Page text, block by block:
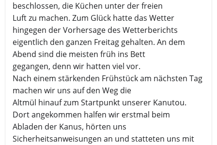
beschlossen, die Küchen unter der freien
Luft zu machen. Zum Glück hatte das Wetter
hingegen der Vorhersage des Wetterberichts
eigentlich den ganzen Freitag gehalten. An dem
Abend sind die meisten früh ins Bett
gegangen, denn wir hatten viel vor.
Nach einem stärkenden Frühstück am nächsten Tag
machen wir uns auf den Weg die
Altmül hinauf zum Startpunkt unserer Kanutou.
Dort angekommen halfen wir erstmal beim
Abladen der Kanus, hörten uns
Sicherheitsanweisungen an und statteten uns mit